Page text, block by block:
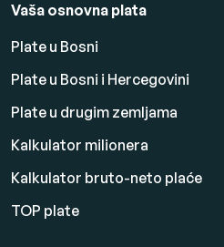
Vaša osnovna plata
Plate u Bosni
Plate u Bosni i Hercegovini
Plate u drugim zemljama
Kalkulator milionera
Kalkulator bruto-neto plaće
TOP plate